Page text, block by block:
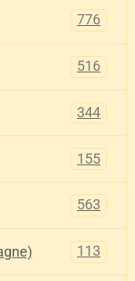
776
516
344
155
563
113